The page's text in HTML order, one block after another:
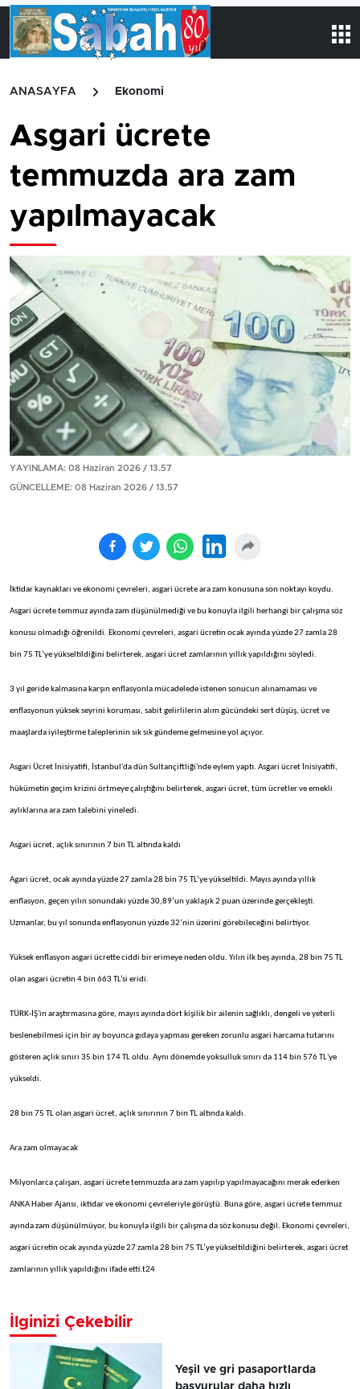
ANASAYFA Ekonomi
Asgari ücrete
temmuzda ara zam
yapılmayacak
YAYINLAMA: 08 Haziran 2026 / 13.57
GÜNCELLEME: 08 Haziran 2026 / 13.57
İktidar kaynakları ve ekonomi çevreleri, asgari ücrete ara zam konusuna son noktayı koydu.
Asgari ücrete temmuz ayında zam düşünülmediği ve bu konuyla ilgili herhangi bir çalışma söz
konusu olmadığı öğrenildi. Ekonomi çevreleri, asgari ücretin ocak ayında yüzde 27 zamla 28
bin 75 TL’ye yükseltildiğini belirterek, asgari ücret zamlarının yıllık yapıldığını söyledi.
3 yıl geride kalmasına karşın enflasyonla mücadelede istenen sonucun alınamaması ve
enflasyonun yüksek seyrini koruması, sabit gelirlilerin alım gücündeki sert düşüş, ücret ve
maaşlarda iyileştirme taleplerinin sık sık gündeme gelmesine yol açıyor.
Asgari Ücret İnisiyatifi, İstanbul'da dün Sultançiftliği'nde eylem yaptı. Asgari ücret İnisiyatifi,
hükümetin geçim krizini örtmeye çalıştığını belirterek, asgari ücret, tüm ücretler ve emekli
aylıklarına ara zam talebini yineledi.
Asgari ücret, açlık sınırının 7 bin TL altında kaldı
Agari ücret, ocak ayında yüzde 27 zamla 28 bin 75 TL’ye yükseltildi. Mayıs ayında yıllık
enflasyon, geçen yılın sonundaki yüzde 30,89’un yaklaşık 2 puan üzerinde gerçekleşti.
Uzmanlar, bu yıl sonunda enflasyonun yüzde 32’nin üzerini görebileceğini belirtiyor.
Yüksek enflasyon asgari ücrette ciddi bir erimeye neden oldu. Yılın ilk beş ayında, 28 bin 75 TL
olan asgari ücretin 4 bin 663 TL’si eridi.
TÜRK-İŞ'in araştırmasına göre, mayıs ayında dört kişilik bir ailenin sağlıklı, dengeli ve yeterli
beslenebilmesi için bir ay boyunca gıdaya yapması gereken zorunlu asgari harcama tutarını
gösteren açlık sınırı 35 bin 174 TL oldu. Aynı dönemde yoksulluk sınırı da 114 bin 576 TL'ye
yükseldi.
28 bin 75 TL olan asgari ücret, açlık sınırının 7 bin TL altında kaldı.
Ara zam olmayacak
Milyonlarca çalışan, asgari ücrete temmuzda ara zam yapılıp yapılmayacağını merak ederken
ANKA Haber Ajansı, iktidar ve ekonomi çevreleriyle görüştü. Buna göre, asgari ücrete temmuz
ayında zam düşünülmüyor, bu konuyla ilgili bir çalışma da söz konusu değil. Ekonomi çevreleri,
asgari ücretin ocak ayında yüzde 27 zamla 28 bin 75 TL’ye yükseltildiğini belirterek, asgari ücret
zamlarının yıllık yapıldığını ifade etti.t24
İlginizi Çekebilir
Yeşil ve gri pasaportlarda
başvurular daha hızlı